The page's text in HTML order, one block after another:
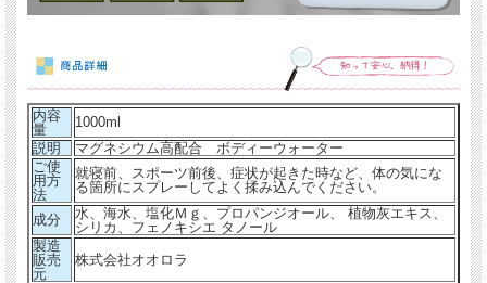
内容
量
1000ml
説明
マグネシウム高配合 ボディーウォーター
ご使
用方
法
就寝前、スポーツ前後、症状が起きた時など、体の気にな
る箇所にスプレーしてよく揉み込んでください。
成分
水、海水、塩化Ｍｇ、プロパンジオール、 植物灰エキス、
シリカ、フェノキシエ タノール
製造
販売
元
株式会社オオロラ